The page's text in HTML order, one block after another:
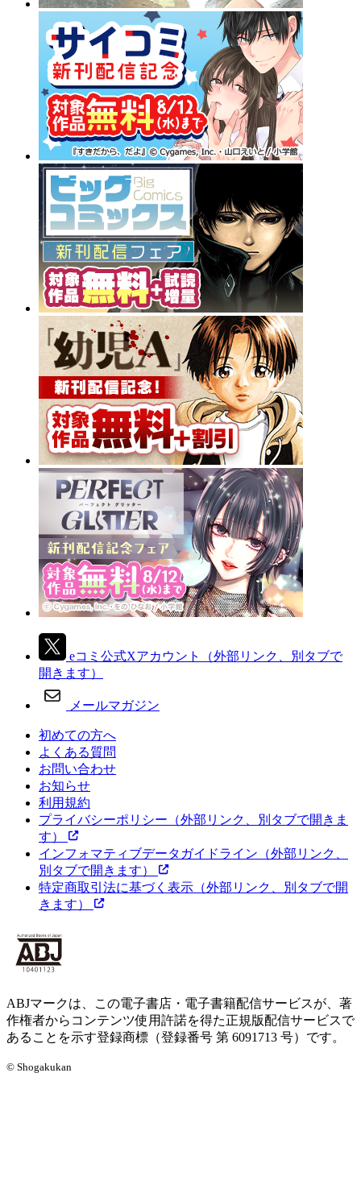
eコミ公式Xアカウント
（外部リンク、別タブで
開きます）
メールマガジン
初めての方へ
よくある質問
お問い合わせ
お知らせ
利用規約
プライバシーポリシー （外部リンク、別タブで開きま
す）
インフォマティブデータガイドライン （外部リンク、
別タブで開きます）
特定商取引法に基づく表示 （外部リンク、別タブで開
きます）
ABJマークは、この電子書店・電子書籍配信サービスが、著
作権者からコンテンツ使用許諾を得た正規版配信サービスで
あることを示す登録商標（登録番号 第 6091713 号）です。
© Shogakukan